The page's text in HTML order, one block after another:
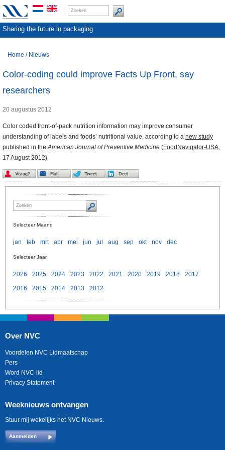
Sharing the future in packaging
Home / Nieuws
Color-coding could improve Facts Up Front, say
researchers
20 augustus 2012
Color coded front-of-pack nutrition information may improve consumer
understanding of labels and foods’ nutritional value, according to a new study
published in theAmerican Journal of Preventive Medicine (FoodNavigator-USA,
17 August 2012).
Selecteer Maand
jan feb mrt apr mei jun jul aug sep okt nov dec
Selecteer Jaar
2026 2025 2024 2023 2022 2021 2020 2019 2018
2017
2016
2015 2014 2013 2012
Over NVC
Voordelen NVC Lidmaatschap
Pers
Word NVC-lid
Privacy Statement
Weeknieuws ontvangen
Stuur mij wekelijks het NVC Nieuws.
Aanmelden